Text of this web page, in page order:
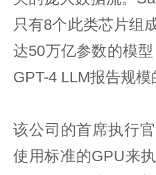
只有8个此类芯片组
达50万亿参数的模
GPT-4 LLM报告规模
该公司的首席执行
使用标准的GPU来